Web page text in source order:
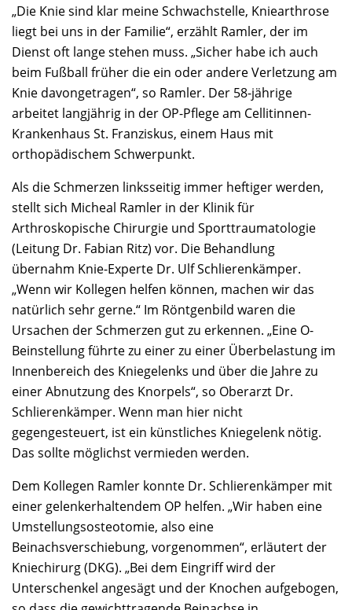
„Die Knie sind klar meine Schwachstelle, Kniearthrose
liegt bei uns in der Familie“, erzählt Ramler, der im
Dienst oft lange stehen muss. „Sicher habe ich auch
beim Fußball früher die ein oder andere Verletzung am
Knie davongetragen“, so Ramler. Der 58-jährige
arbeitet langjährig in der OP-Pflege am Cellitinnen-
Krankenhaus St. Franziskus, einem Haus mit
orthopädischem Schwerpunkt.
Als die Schmerzen linksseitig immer heftiger werden,
stellt sich Micheal Ramler in der Klinik für
Arthroskopische Chirurgie und Sporttraumatologie
(Leitung Dr. Fabian Ritz) vor. Die Behandlung
übernahm Knie-Experte Dr. Ulf Schlierenkämper.
„Wenn wir Kollegen helfen können, machen wir das
natürlich sehr gerne.“ Im Röntgenbild waren die
Ursachen der Schmerzen gut zu erkennen. „Eine O-
Beinstellung führte zu einer zu einer Überbelastung im
Innenbereich des Kniegelenks und über die Jahre zu
einer Abnutzung des Knorpels“, so Oberarzt Dr.
Schlierenkämper. Wenn man hier nicht
gegengesteuert, ist ein künstliches Kniegelenk nötig.
Das sollte möglichst vermieden werden.
Dem Kollegen Ramler konnte Dr. Schlierenkämper mit
einer gelenkerhaltendem OP helfen. „Wir haben eine
Umstellungsosteotomie, also eine
Beinachsverschiebung, vorgenommen“, erläutert der
Kniechirurg (DKG). „Bei dem Eingriff wird der
Unterschenkel angesägt und der Knochen aufgebogen,